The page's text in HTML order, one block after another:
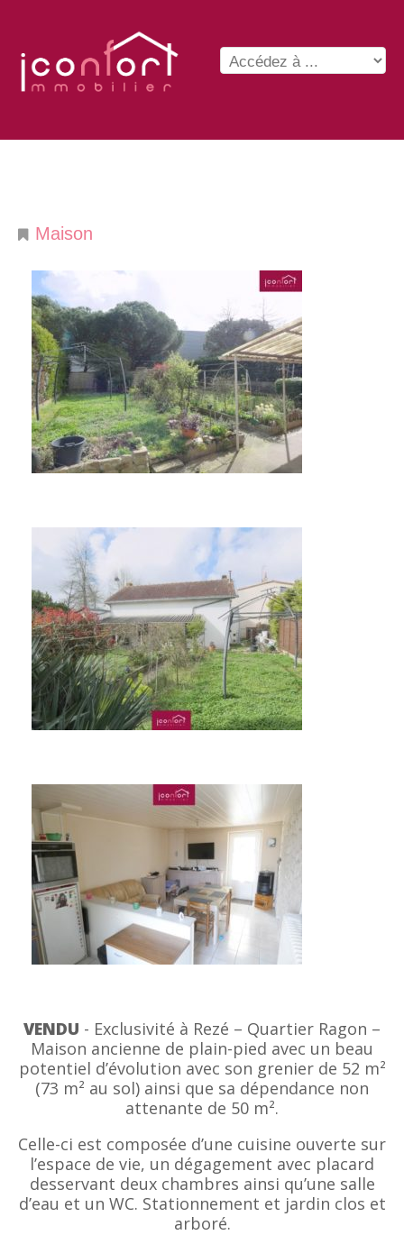
Maison
VENDU - Exclusivité à Rezé – Quartier Ragon –
Maison ancienne de plain-pied avec un beau
potentiel d’évolution avec son grenier de 52 m²
(73 m² au sol) ainsi que sa dépendance non
attenante de 50 m².
Celle-ci est composée d’une cuisine ouverte sur
l’espace de vie, un dégagement avec placard
desservant deux chambres ainsi qu’une salle
d’eau et un WC. Stationnement et jardin clos et
arboré.